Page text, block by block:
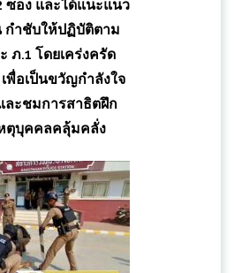
ซอง และได้แนะแนว
กำชับให้ปฏิบัติตาม
ภ.1 โดยเคร่งครัด
พื่อเป็นขวัญกำลังใจ
ะชมการสาธิตฝึก
ตุบุคคลคลุ้มคลั่ง